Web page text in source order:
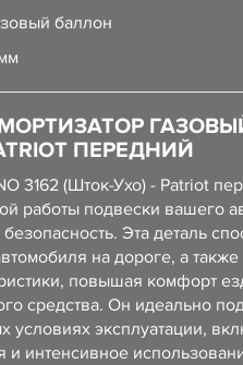
баллон
ПЕРЕДНИЙ
3162 (Шток-Ухо) - Patriot
работы подвески вашего
Эта деталь
на дороге, а
повышая комфорт
средства. Он идеально
условиях эксплуатации,
интенсивное